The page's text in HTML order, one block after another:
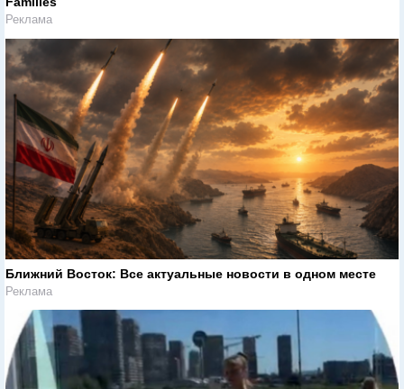
Реклама
Ближний Восток: Все актуальные новости в одном месте
Реклама